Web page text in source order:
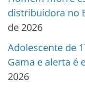
distribuidora no
de 2026
Adolescente de
Gama e alerta é
2026